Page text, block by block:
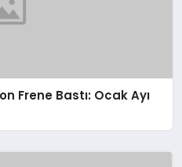
Frene Bastı: Ocak Ayı